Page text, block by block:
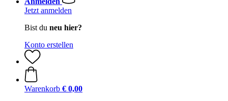
Jetzt anmelden
Bist du neu hier?
Konto erstellen
Warenkorb € 0,00